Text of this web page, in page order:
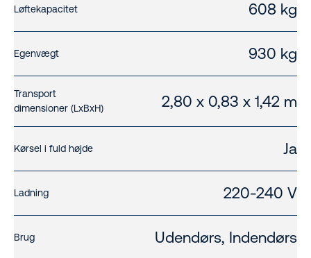
Løftekapacitet 608 kg
Egenvægt 930 kg
Transport
dimensioner (LxBxH)
2,80 x 0,83 x 1,42 m
Kørsel i fuld højde Ja
Ladning 220-240 V
Brug Udendørs, Indendørs